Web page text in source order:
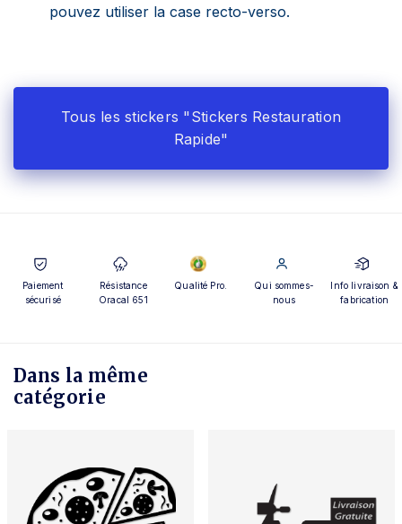
pouvez utiliser la case recto-verso.
Tous les stickers "Stickers Restauration
Rapide"
Paiement
sécurisé
Résistance
Oracal 651
Qualité Pro.
Qui sommes-
nous
Info livraison &
fabrication
Dans la même
catégorie